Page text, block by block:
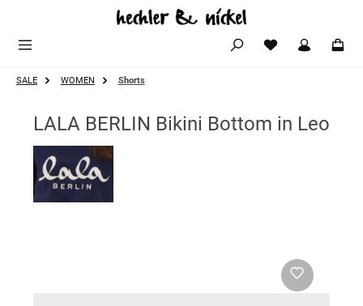
Zum Hauptinhalt springen
SALE WOMEN Shorts
LALA BERLIN Bikini Bottom in Leo